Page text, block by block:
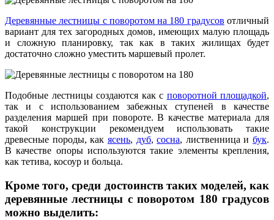
Деревянные лестницы с поворотом на 180 градусов отличный
вариант для тех загородных домов, имеющих малую площадь
и сложную планировку, так как в таких жилищах будет
достаточно сложно уместить маршевый пролет.
Подобные лестницы создаются как с поворотной площадкой,
так и с использованием забежных ступеней в качестве
разделения маршей при повороте. В качестве материала для
такой конструкции рекомендуем использовать такие
древесные породы, как ясень, дуб,сосна, лиственница и бук.
В качестве опоры используются такие элементы крепления,
как тетива, косоур и больца.
Кроме того, среди достоинств таких моделей, как
деревянные лестницы с поворотом 180 градусов
можно выделить: